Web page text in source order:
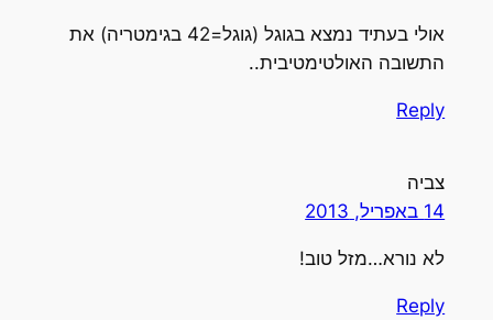
אולי בעתיד נמצא בגוגל (גוגל=42 בגימטריה) את
התשובה האולטימטיבית..
Reply
צביה
14 באפריל, 2013
לא נורא…מזל טוב!
Reply